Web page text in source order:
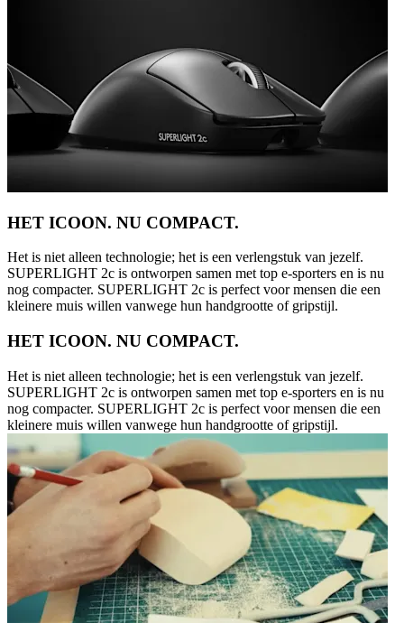
HET ICOON. NU COMPACT.
Het is niet alleen technologie; het is een verlengstuk van jezelf.
SUPERLIGHT 2c is ontworpen samen met top e-sporters en is nu
nog compacter. SUPERLIGHT 2c is perfect voor mensen die een
kleinere muis willen vanwege hun handgrootte of gripstijl.
HET ICOON. NU COMPACT.
Het is niet alleen technologie; het is een verlengstuk van jezelf.
SUPERLIGHT 2c is ontworpen samen met top e-sporters en is nu
nog compacter. SUPERLIGHT 2c is perfect voor mensen die een
kleinere muis willen vanwege hun handgrootte of gripstijl.